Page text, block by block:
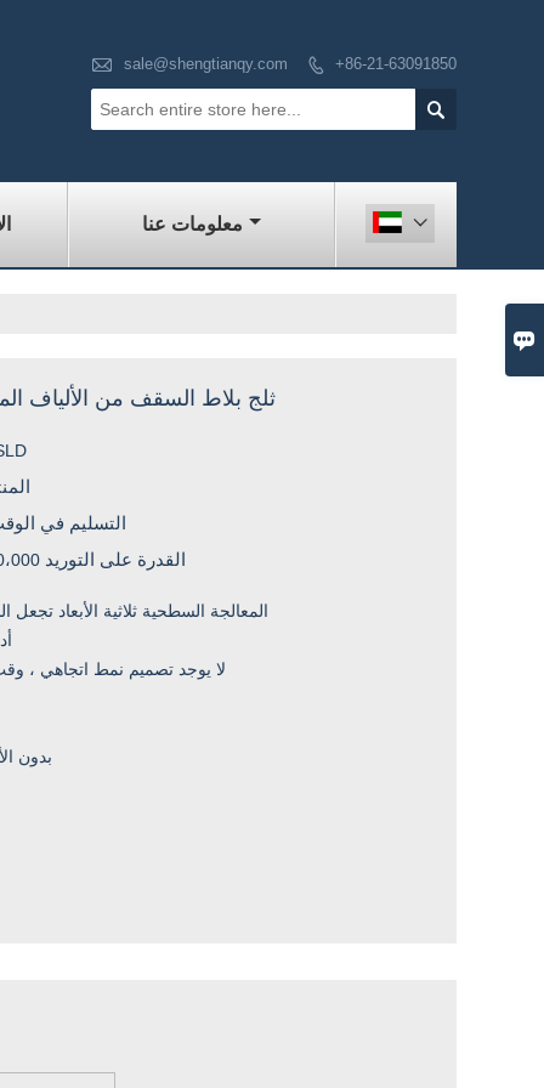

 sale@shengtianqy.com  +86-21-63091850

معلومات عنا 
ثلج بلاط السقف من الألياف
التسليم في
القدرة على التوريد
• المعالجة السطحية ثلاثية الأبعاد
•
• لا يوجد تصميم نمط اتجاهي ،
• 100٪